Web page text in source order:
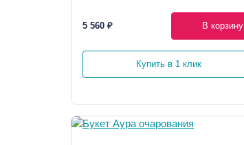
5 560 ₽ В корзину
Купить в 1 клик